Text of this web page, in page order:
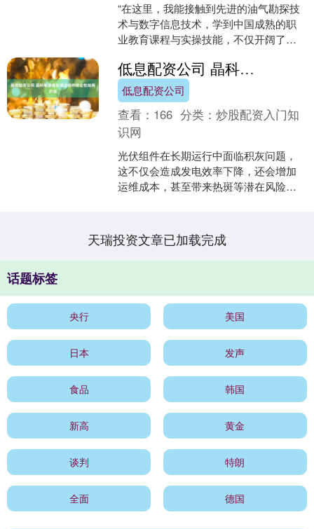
“在这里，我能接触到先进的油气勘探技
术与数字信息技术，学到中国成熟的职
业教育课程与实操技能，不仅开阔了眼
成长成才的方向。”日前.... 低息配资公司 晶科能源推自清洁组件防尘性能再升级
低息配资公司
查看： 166 分类：炒股配资入门知
识网
光伏组件在长期运行中面临积灰问题，
这不仅会造成发电效率下降，还会增加
运维成本，甚至带来热斑等潜在风险。
天瑞投资文章已加载完成
话题标签
央行 美国
日本 发声
食品 韩国
新高 黄金
谈判 特朗
全面 德国